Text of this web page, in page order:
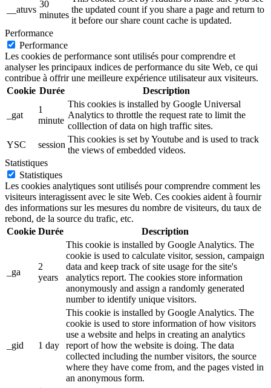
__atuvs
30
minutes
the updated count if you share a page and return to
it before our share count cache is updated.
Performance
Performance
Les cookies de performance sont utilisés pour comprendre et
analyser les principaux indices de performance du site Web, ce qui
contribue à offrir une meilleure expérience utilisateur aux visiteurs.
Cookie Durée Description
_gat
1
minute
This cookies is installed by Google Universal
Analytics to throttle the request rate to limit the
colllection of data on high traffic sites.
YSC
session
This cookies is set by Youtube and is used to track
the views of embedded videos.
Statistiques
Statistiques
Les cookies analytiques sont utilisés pour comprendre comment les
visiteurs interagissent avec le site Web. Ces cookies aident à fournir
des informations sur les mesures du nombre de visiteurs, du taux de
rebond, de la source du trafic, etc.
Cookie Durée Description
_ga
2
years
This cookie is installed by Google Analytics. The
cookie is used to calculate visitor, session, campaign
data and keep track of site usage for the site's
analytics report. The cookies store information
anonymously and assign a randomly generated
number to identify unique visitors.
_gid 1 day
This cookie is installed by Google Analytics. The
cookie is used to store information of how visitors
use a website and helps in creating an analytics
report of how the website is doing. The data
collected including the number visitors, the source
where they have come from, and the pages visted in
an anonymous form.